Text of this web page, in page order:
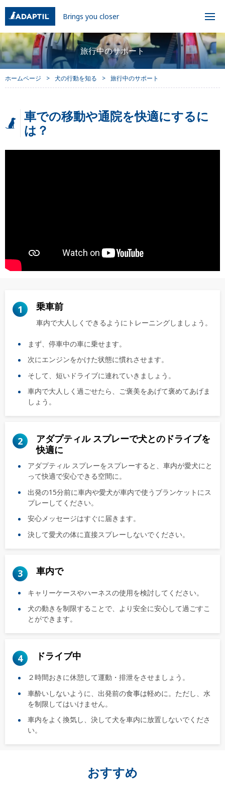
Brings you closer
旅行中のサポート
ホームページ 犬の行動を知る 旅行中のサポート
車での移動や通院を快適にするに
は？
1 乗車前
車内で大人しくできるようにトレーニングしましょう。
まず、停車中の車に乗せます。
次にエンジンをかけた状態に慣れさせます。
そして、短いドライブに連れていきましょう。
車内で大人しく過ごせたら、ご褒美をあげて褒めてあげま
しょう。
2
アダプティル スプレーで犬とのドライブを
快適に
アダプティル スプレーをスプレーすると、車内が愛犬にと
って快適で安心できる空間に。
出発の15分前に車内や愛犬が車内で使うブランケットにス
プレーしてください。
安心メッセージはすぐに届きます。
決して愛犬の体に直接スプレーしないでください。
3 車内で
キャリーケースやハーネスの使用を検討してください。
犬の動きを制限することで、より安全に安心して過ごすこ
とができます。
4 ドライブ中
２時間おきに休憩して運動・排泄をさせましょう。
車酔いしないように、出発前の食事は軽めに。ただし、水
を制限してはいけません。
車内をよく換気し、決して犬を車内に放置しないでくださ
い。
おすすめ